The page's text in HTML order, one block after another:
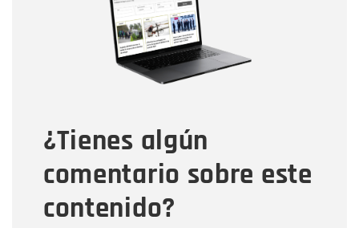
¿Tienes algún
comentario sobre este
contenido?
Correo electrónico
Tipo de comentario
Mensaje